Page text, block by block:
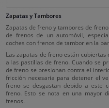
Zapatas y Tambores
Zapatas de freno y tambores de
de frenos de un automóvil,
coches con frenos de tambor en la
Las zapatas de freno están
a las pastillas de freno. Cuando se
de freno se presionan contra el
fricción necesaria para detener el
freno se desgastan debido a este
freno. Esto se nota en una mayor
frenos.